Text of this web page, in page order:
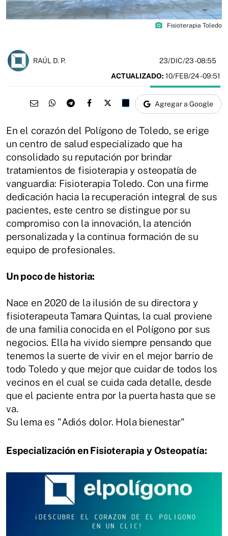
photo_camera Fisioterapia Toledo
RAÚL D. P. 23/DIC/23- 08:55
ACTUALIZADO: 10/FEB/24 - 09:51
Agregar a Google
En el corazón del Polígono de Toledo, se erige
un centro de salud especializado que ha
consolidado su reputación por brindar
tratamientos de fisioterapia y osteopatía de
vanguardia: Fisioterapia Toledo. Con una firme
dedicación hacia la recuperación integral de sus
pacientes, este centro se distingue por su
compromiso con la innovación, la atención
personalizada y la continua formación de su
equipo de profesionales.
Un poco de historia:
Nace en 2020 de la ilusión de su directora y
fisioterapeuta Tamara Quintas, la cual proviene
de una familia conocida en el Polígono por sus
negocios. Ella ha vivido siempre pensando que
tenemos la suerte de vivir en el mejor barrio de
todo Toledo y que mejor que cuidar de todos los
vecinos en el cual se cuida cada detalle, desde
que el paciente entra por la puerta hasta que se
va.
Su lema es "Adiós dolor. Hola bienestar"
Especialización en Fisioterapia y Osteopatía: